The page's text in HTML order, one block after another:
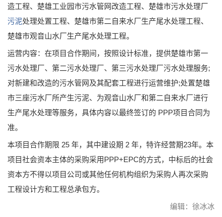
造工程、楚雄工业园市污水管网改造工程、楚雄市污水处理厂
污泥处理处置工程、楚雄市第二自来水厂生产尾水处理工程、
楚雄市观音山水厂生产尾水处理工程。
运营内容：在项目合作期间，按照设计标准，提供楚雄市第一
污水处理厂、第二污水处理厂、第三污水处理厂污水处理服务;
对新建和改造的污水管网及其配套工程进行运营维护;处置楚雄
市三座污水厂所产生污泥、为观音山水厂和第二自来水厂进行
生产尾水处理等服务，具体内容以最终签订的 PPP项目合同为
准。
本项目合作期限 25 年，其中建设期 2 年，特许经营期23年。本
项目社会资本主体的采购采用PPP+EPC的方式，中标后的社会
资本方不得以项目公司或其他任何机构组织为采购人再次采购
工程设计方和工程总承包方。
编辑：徐冰冰